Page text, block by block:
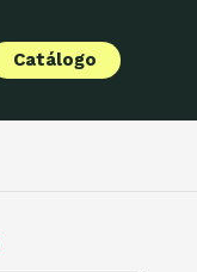
Catálogo